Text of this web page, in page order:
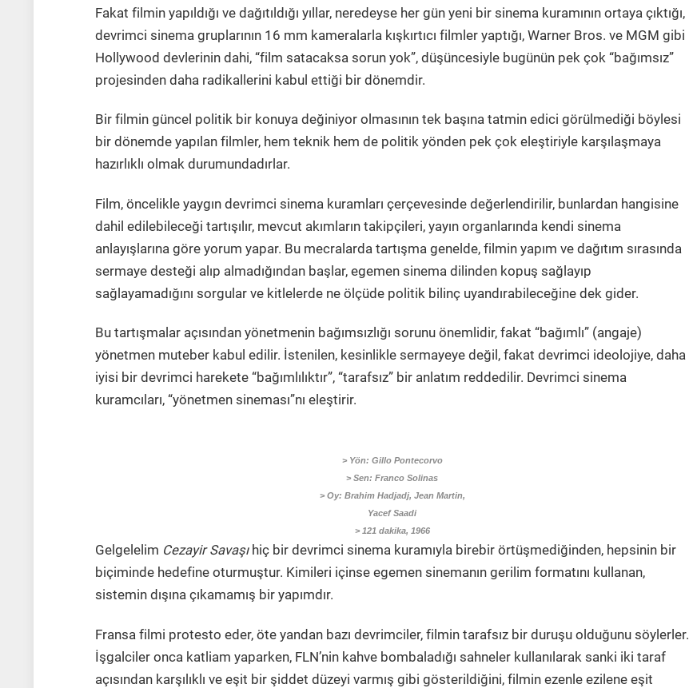
Fakat filmin yapıldığı ve dağıtıldığı yıllar, neredeyse her gün yeni bir sinema kuramının ortaya çıktığı,
devrimci sinema gruplarının 16 mm kameralarla kışkırtıcı filmler yaptığı, Warner Bros. ve MGM gibi
Hollywood devlerinin dahi, “film satacaksa sorun yok”, düşüncesiyle bugünün pek çok “bağımsız”
projesinden daha radikallerini kabul ettiği bir dönemdir.
Bir filmin güncel politik bir konuya değiniyor olmasının tek başına tatmin edici görülmediği böylesi
bir dönemde yapılan filmler, hem teknik hem de politik yönden pek çok eleştiriyle karşılaşmaya
hazırlıklı olmak durumundadırlar.
Film, öncelikle yaygın devrimci sinema kuramları çerçevesinde değerlendirilir, bunlardan hangisine
dahil edilebileceği tartışılır, mevcut akımların takipçileri, yayın organlarında kendi sinema
anlayışlarına göre yorum yapar. Bu mecralarda tartışma genelde, filmin yapım ve dağıtım sırasında
sermaye desteği alıp almadığından başlar, egemen sinema dilinden kopuş sağlayıp
sağlayamadığını sorgular ve kitlelerde ne ölçüde politik bilinç uyandırabileceğine dek gider.
Bu tartışmalar açısından yönetmenin bağımsızlığı sorunu önemlidir, fakat “bağımlı” (angaje)
yönetmen muteber kabul edilir. İstenilen, kesinlikle sermayeye değil, fakat devrimci ideolojiye, daha
iyisi bir devrimci harekete “bağımlılıktır”, “tarafsız” bir anlatım reddedilir. Devrimci sinema
kuramcıları, “yönetmen sineması”nı eleştirir.
> Yön: Gillo Pontecorvo
> Sen: Franco Solinas
> Oy: Brahim Hadjadj, Jean Martin,
Yacef Saadi
> 121 dakika, 1966
Gelgelelim Cezayir Savaşıhiç bir devrimci sinema kuramıyla birebir örtüşmediğinden, hepsinin bir
biçiminde hedefine oturmuştur. Kimileri içinse egemen sinemanın gerilim formatını kullanan,
sistemin dışına çıkamamış bir yapımdır.
Fransa filmi protesto eder, öte yandan bazı devrimciler, filmin tarafsız bir duruşu olduğunu söylerler.
İşgalciler onca katliam yaparken, FLN’nin kahve bombaladığı sahneler kullanılarak sanki iki taraf
açısından karşılıklı ve eşit bir şiddet düzeyi varmış gibi gösterildiğini, filmin ezenle ezilene eşit